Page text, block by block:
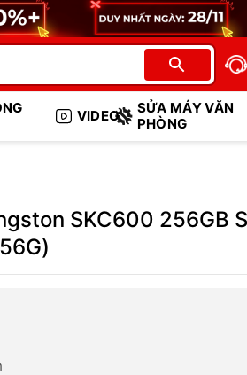
VIDEO
SỬA MÁY VĂN
PHÒNG
SKC600 256GB